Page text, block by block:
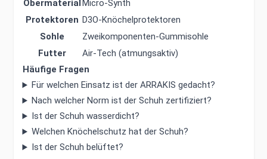
ObermaterialMicro-Synth
Protektoren D3O-Knöchelprotektoren
Sohle
Zweikomponenten-Gummisohle
Futter
Air-Tech (atmungsaktiv)
Häufige Fragen
Für welchen Einsatz ist der ARRAKIS gedacht?
Nach welcher Norm ist der Schuh zertifiziert?
Ist der Schuh wasserdicht?
Welchen Knöchelschutz hat der Schuh?
Ist der Schuh belüftet?